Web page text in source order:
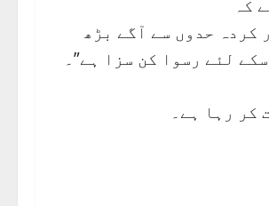
کردہ حدوں سے آگے بڑھ
لئے رسوا کن سزا ہے”۔
کر رہا ہے۔